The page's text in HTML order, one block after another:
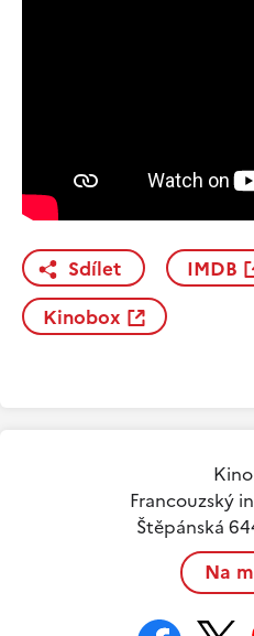
Sdílet IMDB
Kinobox
Francouzský
Štěpánská
Na